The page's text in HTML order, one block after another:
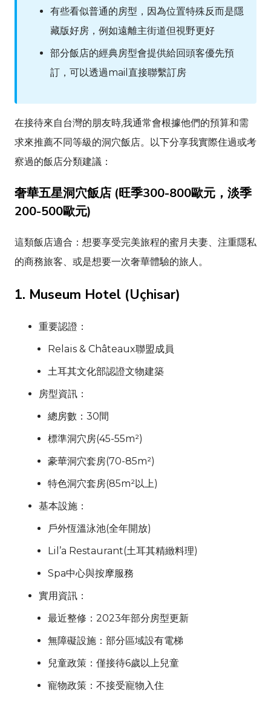
有些看似普通的房型，因為位置特殊反而是隱
藏版好房，例如遠離主街道但視野更好
部分飯店的經典房型會提供給回頭客優先預
訂，可以透過mail直接聯繫訂房
在接待來自台灣的朋友時,我通常會根據他們的預算和需
求來推薦不同等級的洞穴飯店。以下分享我實際住過或考
察過的飯店分類建議：
奢華五星洞穴飯店 (旺季300-800歐元，淡季
200-500歐元)
這類飯店適合：想要享受完美旅程的蜜月夫妻、注重隱私
的商務旅客、或是想要一次奢華體驗的旅人。
1. Museum Hotel (Uçhisar)
重要認證：
Relais & Châteaux聯盟成員
土耳其文化部認證文物建築
房型資訊：
總房數：30間
標準洞穴房(45-55m²)
豪華洞穴套房(70-85m²)
特色洞穴套房(85m²以上)
基本設施：
戶外恆溫泳池(全年開放)
Lil’a Restaurant(土耳其精緻料理)
Spa中心與按摩服務
實用資訊：
最近整修：2023年部分房型更新
無障礙設施：部分區域設有電梯
兒童政策：僅接待6歲以上兒童
寵物政策：不接受寵物入住